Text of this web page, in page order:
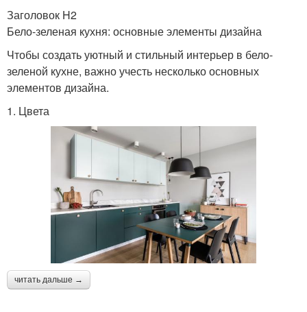
Заголовок H2
Бело-зеленая кухня: основные элементы дизайна
Чтобы создать уютный и стильный интерьер в бело-
зеленой кухне, важно учесть несколько основных
элементов дизайна.
1. Цвета
читать дальше →